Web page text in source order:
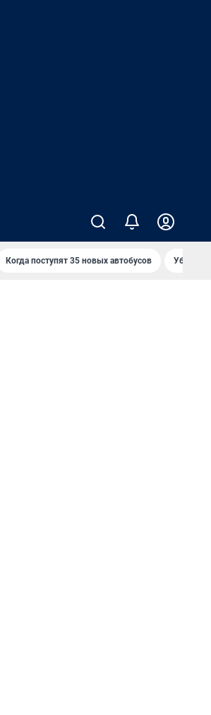
Когда поступят 35 новых автобусов Убийца